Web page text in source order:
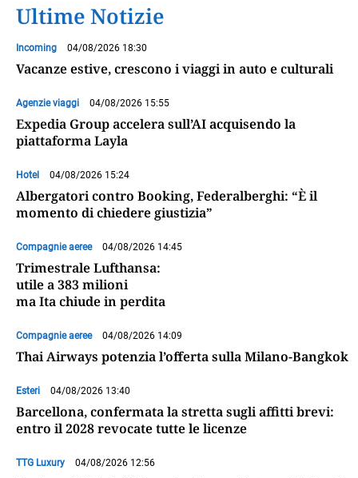
Ultime Notizie
Incoming 04/08/2026 18:30
Vacanze estive, crescono i viaggi in auto e culturali
Agenzie viaggi 04/08/2026 15:55
Expedia Group accelera sull’AI acquisendo la
piattaforma Layla
Hotel 04/08/2026 15:24
Albergatori contro Booking, Federalberghi: “È il
momento di chiedere giustizia”
Compagnie aeree 04/08/2026 14:45
Trimestrale Lufthansa:
utile a 383 milioni
ma Ita chiude in perdita
Compagnie aeree 04/08/2026 14:09
Thai Airways potenzia l’offerta sulla Milano-Bangkok
Esteri 04/08/2026 13:40
Barcellona, confermata la stretta sugli affitti brevi:
entro il 2028 revocate tutte le licenze
TTG Luxury 04/08/2026 12:56